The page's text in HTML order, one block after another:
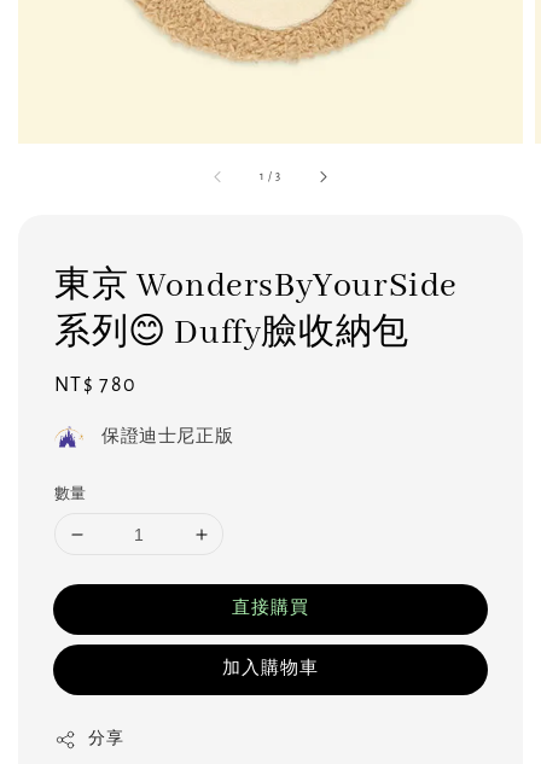
1 /3
東京 WondersByYourSide
系列😊 Duffy臉收納包
Regular
NT$ 780
保證迪士尼正版
數量
直接購買
加入購物車
分享